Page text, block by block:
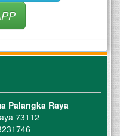
Palangka Raya
73112